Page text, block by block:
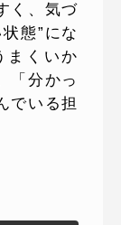
く、気づ
態”にな
まくいか
「分かっ
でいる担